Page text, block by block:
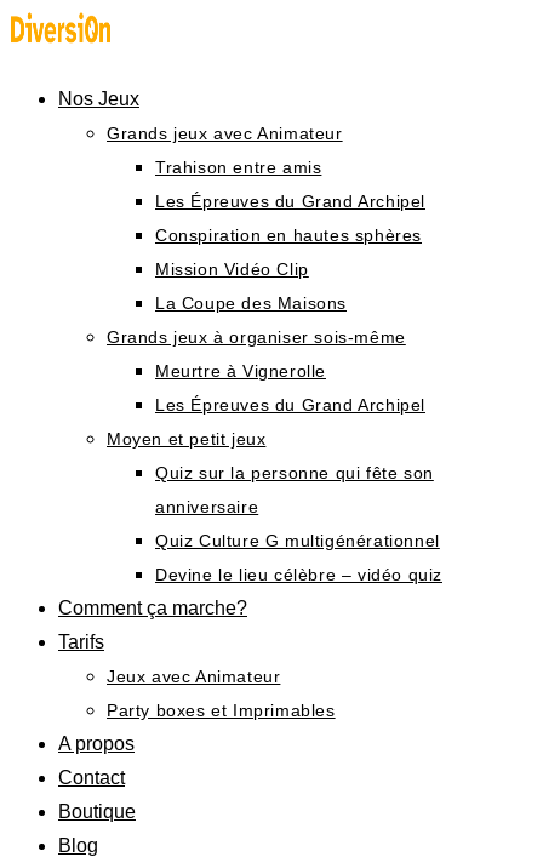
Skip
contentNos Jeux
Grands jeux avec Animateur
Trahison entre amis
Les Épreuves du Grand Archipel
Conspiration en hautes sphères
Mission Vidéo Clip
La Coupe des Maisons
Grands jeux à organiser sois-même
Meurtre à Vignerolle
Les Épreuves du Grand Archipel
Moyen et petit jeux
Quiz sur la personne qui fête son
anniversaire
Quiz Culture G multigénérationnel
Devine le lieu célèbre – vidéo quiz
Comment ça marche?
Tarifs
Jeux avec Animateur
Party boxes et Imprimables
A propos
Contact
Boutique
Blog